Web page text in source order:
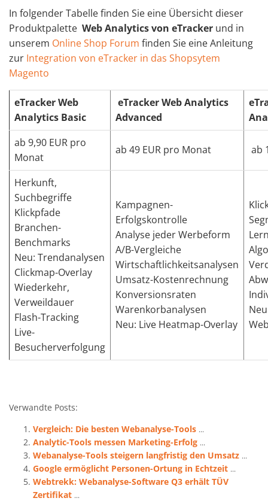
In folgender Tabelle finden Sie eine Übersicht dieser
Produktpalette Web Analytics von eTracker und in
unserem Online Shop Forum finden Sie eine Anleitung
zur Integration von eTracker in das Shopsytem
Magento
eTrackerWeb
Analytics Basic
eTrackerWeb Analytics
Advanced
ab 9,90 EUR pro
Monat
ab 49 EUR pro Monat ab
Herkunft,
Suchbegriffe
Klickpfade
Branchen-
Benchmarks
Neu: Trendanalysen
Clickmap-Overlay
Wiederkehr,
Verweildauer
Flash-Tracking
Live-
Besucherverfolgung
Kampagnen-
Erfolgskontrolle
Analyse jeder Werbeform
A/B-Vergleiche
Wirtschaftlichkeitsanalysen
Umsatz-Kostenrechnung
Konversionsraten
Warenkorbanalysen
Neu: Live Heatmap-Overlay
Verwandte Posts:
Vergleich: Die besten Webanalyse-Tools ...
Analytic-Tools messen Marketing-Erfolg ...
Webanalyse-Tools steigern langfristig den Umsatz ...
Google ermöglicht Personen-Ortung in Echtzeit ...
Webtrekk: Webanalyse-Software Q3 erhält TÜV
Zertifikat ...